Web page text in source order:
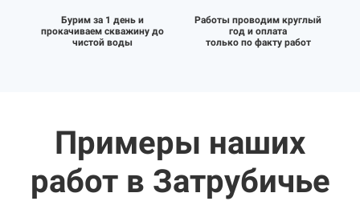
Бурим за 1 день и
прокачиваем скважину до
чистой воды
Работы проводим круглый
год и оплата
только по факту работ
Примеры наших
работ в Затрубичье